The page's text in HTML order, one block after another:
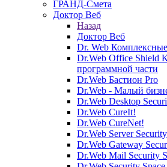
ГРАНД-Смета
Доктор Веб
Назад
Доктор Веб
Dr. Web
Dr.Web Office Shield
программной части
Dr.Web Бастион Pro
Dr.Web - Малый
Dr.Web Desktop
Dr.Web CureIt!
Dr.Web CureNet!
Dr.Web Server
Dr.Web Gateway
Dr.Web Mail Security